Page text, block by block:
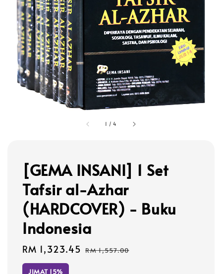
1 /4
[GEMA INSANI] 1 Set
Tafsir al-Azhar
(HARDCOVER) - Buku
Indonesia
Sale
price
RM 1,323.45 Regular
RM 1,557.00
JIMAT 15%